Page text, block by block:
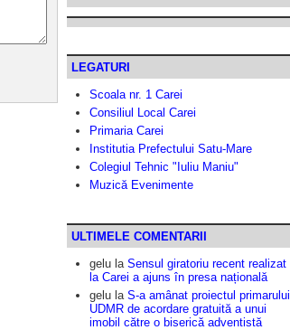
LEGATURI
Scoala nr. 1 Carei
Consiliul Local Carei
Primaria Carei
Institutia Prefectului Satu-Mare
Colegiul Tehnic "Iuliu Maniu"
Muzică Evenimente
ULTIMELE COMENTARII
gelu la Sensul giratoriu recent realizat
la Carei a ajuns în presa națională
gelu la S-a amânat proiectul primarului
UDMR de acordare gratuită a unui
imobil către o biserică adventistă